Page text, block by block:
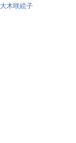
大木咲絵子